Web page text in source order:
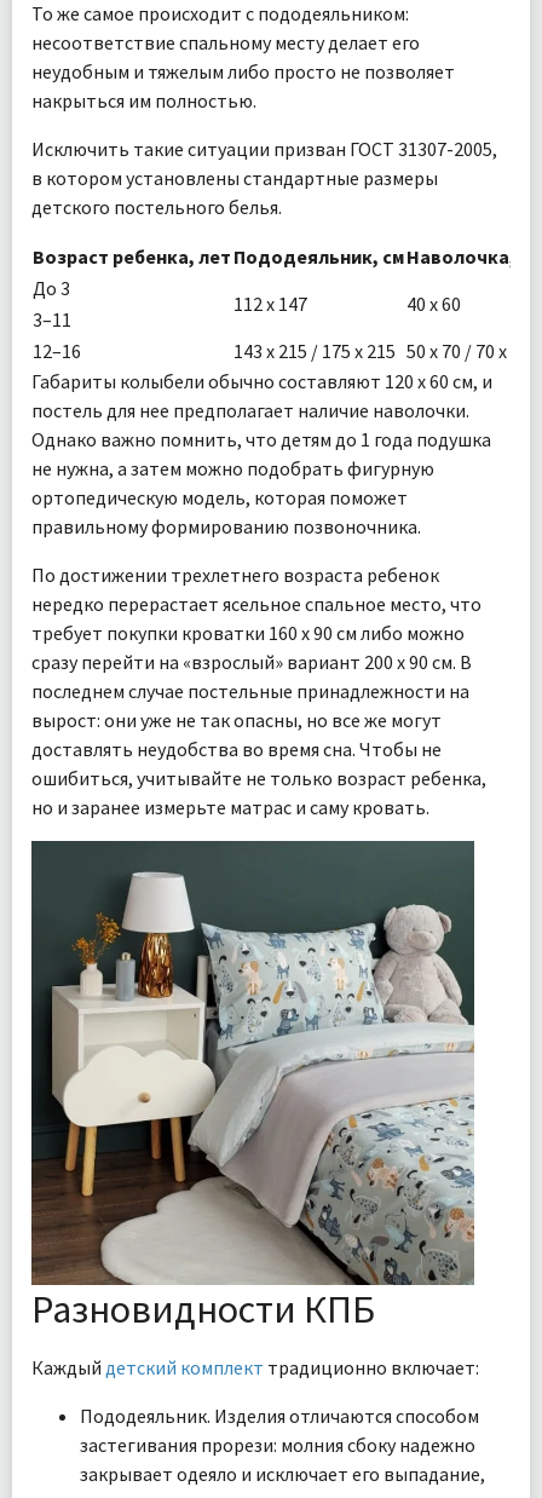
То же самое происходит с пододеяльником:
несоответствие спальному месту делает его
неудобным и тяжелым либо просто не позволяет
накрыться им полностью.
Исключить такие ситуации призван ГОСТ 31307-2005,
в котором установлены стандартные размеры
детского постельного белья.
Возраст ребенка, лет Пододеяльник, смНаволочка, см
До 3
112 х 147 40 х 60
3–11
12–16
143 х 215 / 175 х 215 50 х 70 / 70 х 70
Габариты колыбели обычно составляют 120 х 60 см, и
постель для нее предполагает наличие наволочки.
Однако важно помнить, что детям до 1 года подушка
не нужна, а затем можно подобрать фигурную
ортопедическую модель, которая поможет
правильному формированию позвоночника.
По достижении трехлетнего возраста ребенок
нередко перерастает ясельное спальное место, что
требует покупки кроватки 160 х 90 см либо можно
сразу перейти на «взрослый» вариант 200 х 90 см. В
последнем случае постельные принадлежности на
вырост: они уже не так опасны, но все же могут
доставлять неудобства во время сна. Чтобы не
ошибиться, учитывайте не только возраст ребенка,
но и заранее измерьте матрас и саму кровать.
Разновидности КПБ
Каждый детский комплект традиционно включает:
Пододеяльник. Изделия отличаются способом
застегивания прорези: молния сбоку надежно
закрывает одеяло и исключает его выпадание,